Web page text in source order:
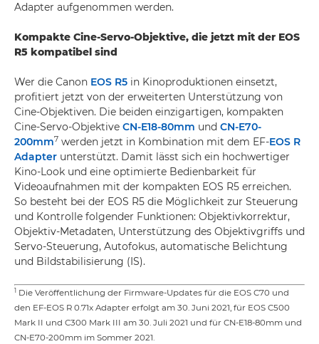
Adapter aufgenommen werden.
Kompakte Cine-Servo-Objektive, die jetzt mit der EOS
R5 kompatibel sind
Wer die Canon EOS R5 in Kinoproduktionen einsetzt,
profitiert jetzt von der erweiterten Unterstützung von
Cine-Objektiven. Die beiden einzigartigen, kompakten
Cine-Servo-Objektive CN-E18-80mm und CN-E70-
200mm7 werden jetzt in Kombination mit dem EF-EOS R
Adapter unterstützt. Damit lässt sich ein hochwertiger
Kino-Look und eine optimierte Bedienbarkeit für
Videoaufnahmen mit der kompakten EOS R5 erreichen.
So besteht bei der EOS R5 die Möglichkeit zur Steuerung
und Kontrolle folgender Funktionen: Objektivkorrektur,
Objektiv-Metadaten, Unterstützung des Objektivgriffs und
Servo-Steuerung, Autofokus, automatische Belichtung
und Bildstabilisierung (IS).
1 Die Veröffentlichung der Firmware-Updates für die EOS C70 und
den EF-EOS R 0.71x Adapter erfolgt am 30. Juni 2021, für EOS C500
Mark II und C300 Mark III am 30. Juli 2021 und für CN-E18-80mm und
CN-E70-200mm im Sommer 2021.